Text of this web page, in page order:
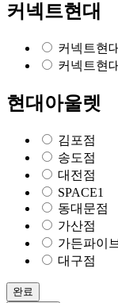
커넥트현대
커넥트현
커넥트현
현대아울렛
김포점
송도점
대전점
SPACE1
동대문점
가산점
가든파이
대구점
완료